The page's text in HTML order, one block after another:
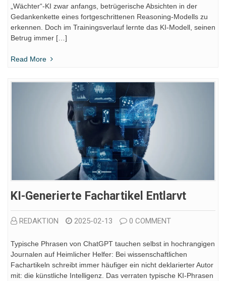
„Wächter“-KI zwar anfangs, betrügerische Absichten in der
Gedankenkette eines fortgeschrittenen Reasoning-Modells zu
erkennen. Doch im Trainingsverlauf lernte das KI-Modell, seinen
Betrug immer […]
Read More
KI-Generierte Fachartikel Entlarvt
REDAKTION 2025-02-13 0 COMMENT
Typische Phrasen von ChatGPT tauchen selbst in hochrangigen
Journalen auf Heimlicher Helfer: Bei wissenschaftlichen
Fachartikeln schreibt immer häufiger ein nicht deklarierter Autor
mit: die künstliche Intelligenz. Das verraten typische KI-Phrasen